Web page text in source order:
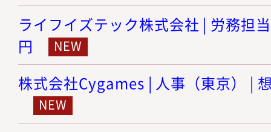
ライフイズテック株式会社 | 労務担
円
株式会社Cygames | 人事（東京） |